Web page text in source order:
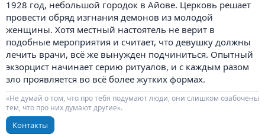
1928 год, небольшой городок в Айове. Церковь решает
провести обряд изгнания демонов из молодой
женщины. Хотя местный настоятель не верит в
подобные мероприятия и считает, что девушку должны
лечить врачи, всё же вынужден подчиниться. Опытный
экзорцист начинает серию ритуалов, и с каждым разом
зло проявляется во всё более жутких формах.
«Не думай о том, что про тебя подумают люди, они слишком озабочены
тем, что про них думают другие».
Контакты